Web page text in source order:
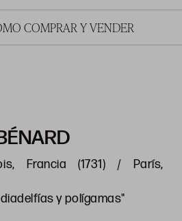
COMPRAR Y VENDER
Francia (1731) / París,
y polígamas"